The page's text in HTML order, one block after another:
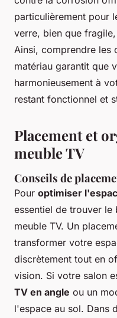
particulièrement pour
verre, bien que
Ainsi, comprendre les
matériau garantit que
harmonieusement à
restant fonctionnel et
Placement et
meuble TV
Conseils de
Pour optimiser
essentiel de trouver
meuble TV. Un
transformer votre
discrètement tout en
vision. Si votre salon
TV en angle ou un
l'espace au sol. Dans